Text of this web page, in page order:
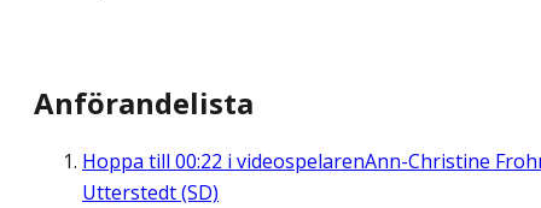
Anförandelista
Hoppa till 00:22 i videospelarenAnn-Christine
Utterstedt (SD)